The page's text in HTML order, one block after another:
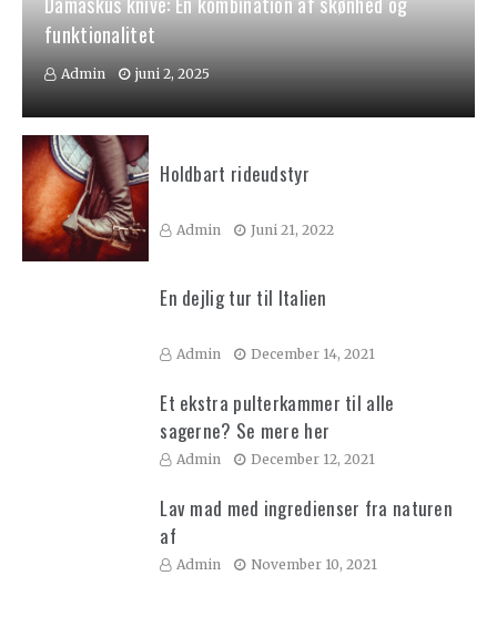
funktionalitet
Admin juni 2, 2025
Holdbart rideudstyr
Admin Juni 21, 2022
En dejlig tur til Italien
Admin December 14, 2021
Et ekstra pulterkammer til alle
sagerne? Se mere her
Admin December 12, 2021
Lav mad med ingredienser fra naturen
af
Admin November 10, 2021